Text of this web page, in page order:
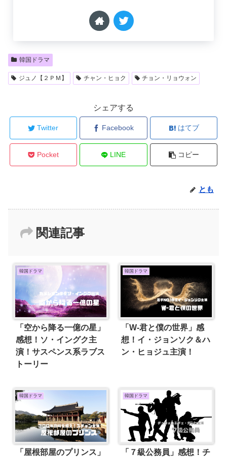
韓国ドラマ
ジュノ【２ＰＭ】 チャン・ヒョク チョン・リョウォン
シェアする
Twitter Facebook はてブ
Pocket LINE コピー
とも
関連記事
韓国ドラマ
「空から降る一億の星」
感想！ソ・イングク主
演！サスペンス系ラブス
トーリー
韓国ドラマ
「W-君と僕の世界」感
想！イ・ジョンソク＆ハ
ン・ヒョジュ主演！
韓国ドラマ
「屋根部屋のプリンス」
韓国ドラマ
「７級公務員」感想！チ